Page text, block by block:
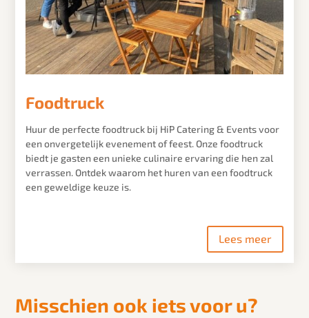
Foodtruck
Huur de perfecte foodtruck bij HiP Catering & Events voor
een onvergetelijk evenement of feest. Onze foodtruck
biedt je gasten een unieke culinaire ervaring die hen zal
verrassen. Ontdek waarom het huren van een foodtruck
een geweldige keuze is.
Lees meer
Misschien ook iets voor u?